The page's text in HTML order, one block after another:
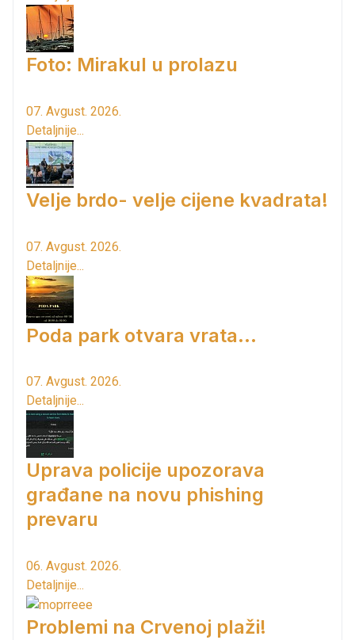
Foto: Mirakul u prolazu
07. Avgust. 2026.
Detaljnije...
Velje brdo- velje cijene kvadrata!
07. Avgust. 2026.
Detaljnije...
Poda park otvara vrata...
07. Avgust. 2026.
Detaljnije...
Uprava policije upozorava
građane na novu phishing
prevaru
06. Avgust. 2026.
Detaljnije...
Problemi na Crvenoj plaži!